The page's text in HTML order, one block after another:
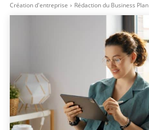
Création d'entreprise Rédaction du Business Plan